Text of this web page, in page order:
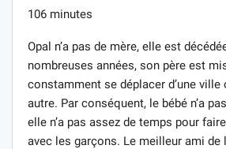
106 minutes
Opal n’a pas de mère, elle est
nombreuses années, son père est
constamment se déplacer d’une ville
autre. Par conséquent, le bébé n’a
elle n’a pas assez de temps pour
avec les garçons. Le meilleur ami de